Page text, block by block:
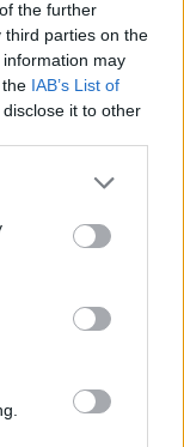
the further
third parties on the
information may
IAB’s List of
it to other
or more Google
You may click to
party tags to
in below Google